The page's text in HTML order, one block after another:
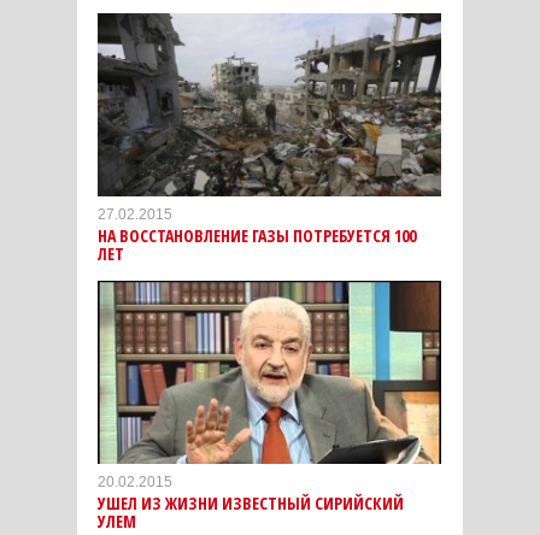
27.02.2015
НА ВОССТАНОВЛЕНИЕ ГАЗЫ ПОТРЕБУЕТСЯ 100
ЛЕТ
20.02.2015
УШЕЛ ИЗ ЖИЗНИ ИЗВЕСТНЫЙ СИРИЙСКИЙ
УЛЕМ